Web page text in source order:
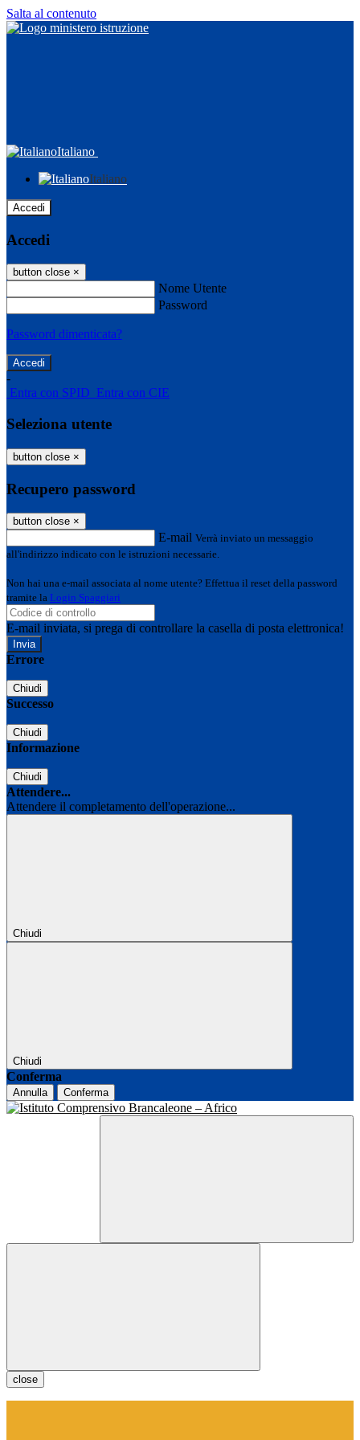
Salta al contenuto
Italiano
Italiano
Accedi
Accedi
button close ×
Nome Utente
Password
Password dimenticata?
-
Entra con SPID Entra con CIE
Seleziona utente
button close ×
Recupero password
button close ×
E-mail Verrà inviato un messaggio
all'indirizzo indicato con le istruzioni necessarie.
Non hai una e-mail associata al nome utente? Effettua il reset della password
tramite la Login Spaggiari
E-mail inviata, si prega di controllare la casella di posta elettronica!
Errore
Chiudi
Successo
Chiudi
Informazione
Chiudi
Attendere...
Attendere il completamento dell'operazione...
Chiudi
Chiudi
Conferma
Annulla Conferma
close